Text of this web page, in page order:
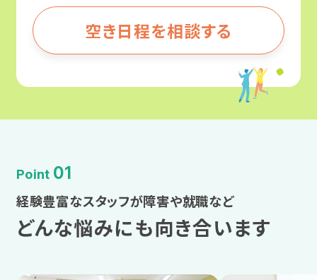
ADHD（注意欠如多動症）
企業インタビュー
合理的配慮とは
兵庫
京都
中国・四国
東海
近畿
中国・四国
空き日程を相談する
Point 01
経験豊富なスタッフが障害や就職など
どんな悩みにも向き合います